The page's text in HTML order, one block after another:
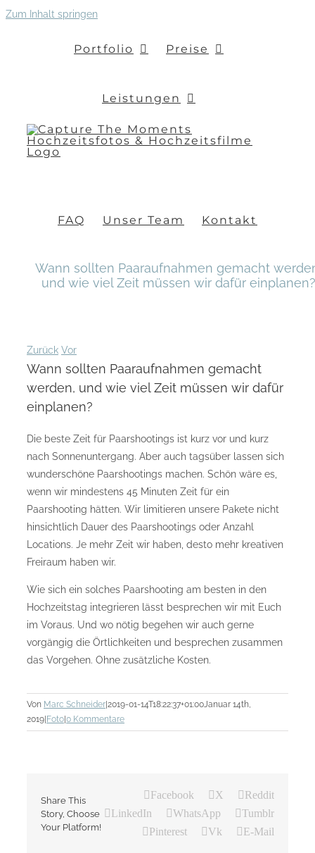
Zum Inhalt springen
Portfolio Preise
Leistungen
FAQ Unser Team Kontakt
Wann sollten Paaraufnahmen gemacht
und wie viel Zeit müssen wir dafür einplanen?
Zurück Vor
Wann sollten Paaraufnahmen gemacht
werden, und wie viel Zeit müssen wir dafür
einplanen?
Die beste Zeit für Paarshootings ist kurz vor und kurz
nach Sonnenuntergang. Aber auch tagsüber lassen sich
wunderschöne Paarshootings machen. Schön wäre es,
wenn wir mindestens 45 Minuten Zeit für ein
Paarshooting hätten. Wir limitieren unsere Pakete nicht
hinsichtlich Dauer des Paarshootings oder Anzahl
Locations. Je mehr Zeit wir haben, desto mehr kreativen
Freiraum haben wir.
Wie sich ein solches Paarshooting am besten in den
Hochzeitstag integrieren lässt besprechen wir mit Euch
im Voraus. Und wo nötig begehen wir auch gerne
vorgängig die Örtlichkeiten und besprechen zusammen
das Vorgehen. Ohne zusätzliche Kosten.
Von Marc Schneider|2019-01-14T18:22:37+01:00 Januar 14th,
2019|Foto|0 Kommentare
Share This
Story, Choose
Your Platform!
Facebook X
Reddit
LinkedIn
WhatsApp
Tumblr
Pinterest
Vk E-Mail